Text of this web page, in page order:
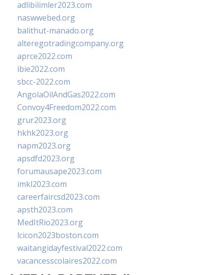
adlibilimler2023.com
naswwebed.org
balithut-manado.org
alteregotradingcompany.org
aprce2022.com
ibie2022.com
sbcc-2022.com
AngolaOilAndGas2022.com
Convoy4Freedom2022.com
grur2023.org
hkhk2023.org
napm2023.org
apsdfd2023.org
forumausape2023.com
imkl2023.com
careerfaircsd2023.com
apsth2023.com
MedItRio2023.org
lcicon2023boston.com
waitangidayfestival2022.com
vacancesscolaires2022.com